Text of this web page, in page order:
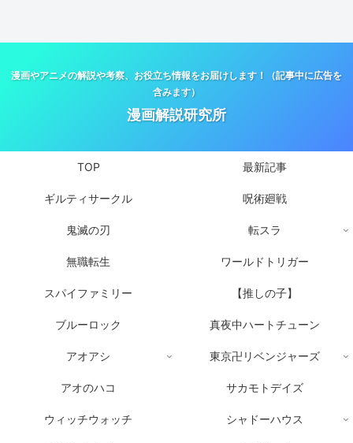
漫画やアニメの解説や考察、お役立ち情報をお届けします！（記事中に広告を
含みます）
漫画解説研究所
TOP 最新記事
ギルティサークル 呪術廻戦
鬼滅の刃 転スラ
無職転生 ワールドトリガー
スパイファミリー 【推しの子】
ブルーロック 真夜中ハートチューン
アオアシ 東京卍リベンジャーズ
アオのハコ サカモトデイズ
ウィッチウォッチ シャドーハウス